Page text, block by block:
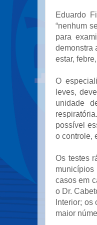
Eduardo
“nenhum
para
demonstra
estar,
O
leves,
unidade
possível
o controle,
Os testes
casos em
o Dr.
Interior;
maior